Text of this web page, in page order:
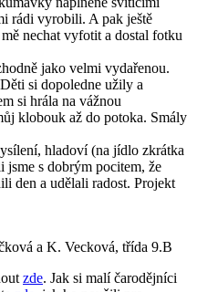
rádi vyrobili. A pak ještě
nechat vyfotit a dostal fotku
jako velmi vydařenou.
si dopoledne užily a
si hrála na vážnou
klobouk až do potoka. Smály
hladoví (na jídlo zkrátka
jsme s dobrým pocitem, že
den a udělali radost. Projekt
K. Vecková, třída 9.B
zde. Jak si malí čarodějníci